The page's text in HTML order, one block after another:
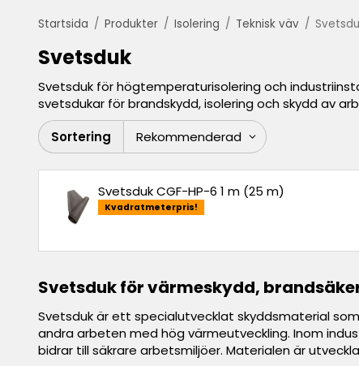
Startsida / Produkter / Isolering / Teknisk väv /
Svetsduk
Svetsduk för högtemperaturisolering och
svetsdukar för brandskydd, isolering och skydd av
Sortering
Svetsduk CGF-HP-6 1 m (25 m)
Kvadratmeterpris!
Svetsduk för värmeskydd,
Svetsduk är ett specialutvecklat skyddsmaterial
andra arbeten med hög värmeutveckling. Inom
bidrar till säkrare arbetsmiljöer. Materialen är